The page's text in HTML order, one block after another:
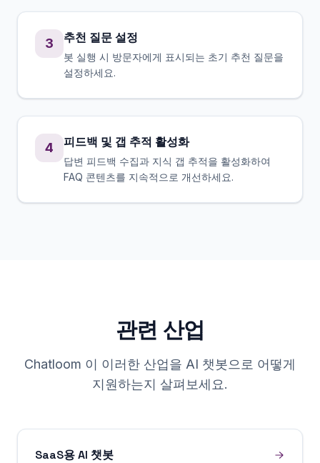
3 추천 질문 설정
봇 실행 시 방문자에게 표시되는 초기 추천 질문을
설정하세요.
4 피드백 및 갭 추적 활성화
답변 피드백 수집과 지식 갭 추적을 활성화하여
FAQ 콘텐츠를 지속적으로 개선하세요.
관련 산업
Chatloom 이 이러한 산업을 AI 챗봇으로 어떻게
지원하는지 살펴보세요.
SaaS용 AI 챗봇